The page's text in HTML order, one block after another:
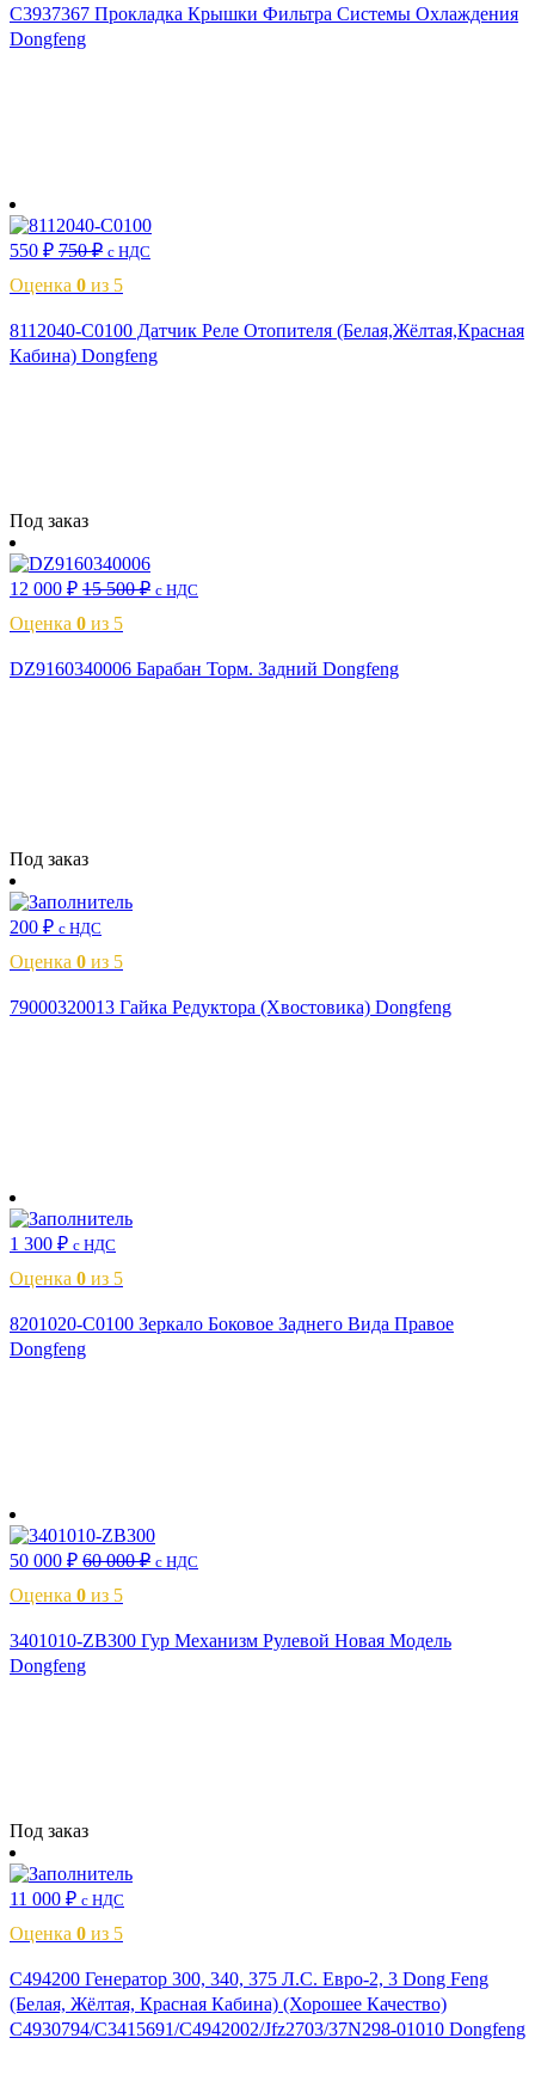
C3937367 Прокладка Крышки Фильтра Системы Охлаждения
Dongfeng
550 ₽ 750₽ с НДС
Оценка 0 из 5
8112040-C0100 Датчик Реле Отопителя (Белая,Жёлтая,Красная
Кабина) Dongfeng
Под заказ
12 000 ₽ 15 500₽ с НДС
Оценка 0 из 5
DZ9160340006 Барабан Торм. Задний Dongfeng
Под заказ
200 ₽ с НДС
Оценка 0 из 5
79000320013 Гайка Редуктора (Хвостовика) Dongfeng
1 300 ₽ с НДС
Оценка 0 из 5
8201020-C0100 Зеркало Боковое Заднего Вида Правое
Dongfeng
50 000 ₽ 60 000₽ с НДС
Оценка 0 из 5
3401010-ZB300 Гур Механизм Рулевой Новая Модель
Dongfeng
Под заказ
11 000 ₽ с НДС
Оценка 0 из 5
C494200 Генератор 300, 340, 375 Л.С. Евро-2, 3 Dong Feng
(Белая, Жёлтая, Красная Кабина) (Хорошее Качество)
C4930794/C3415691/C4942002/Jfz2703/37N298-01010 Dongfeng